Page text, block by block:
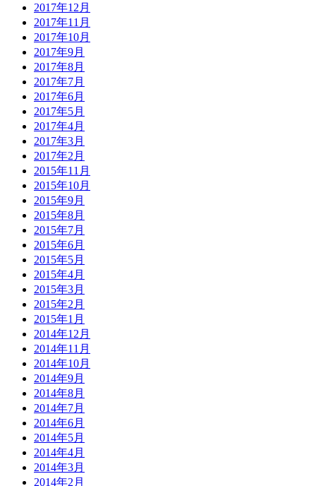
2017年12月
2017年11月
2017年10月
2017年9月
2017年8月
2017年7月
2017年6月
2017年5月
2017年4月
2017年3月
2017年2月
2015年11月
2015年10月
2015年9月
2015年8月
2015年7月
2015年6月
2015年5月
2015年4月
2015年3月
2015年2月
2015年1月
2014年12月
2014年11月
2014年10月
2014年9月
2014年8月
2014年7月
2014年6月
2014年5月
2014年4月
2014年3月
2014年2月